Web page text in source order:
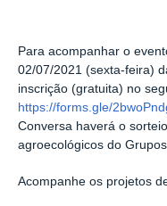
Para acompanhar o
02/07/2021 (sexta-feira)
inscrição (gratuita) no
https://forms.gle/
Conversa haverá o
agroecológicos do
Acompanhe os projetos